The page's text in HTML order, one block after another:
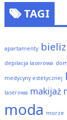
TAGI
apartamenty
depilacja laserowa
medycyny estetycznej
laserowa makijaż
moda morze